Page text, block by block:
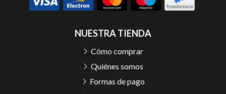
NUESTRA TIENDA
Cómo comprar
Quiénes somos
Formas de pago